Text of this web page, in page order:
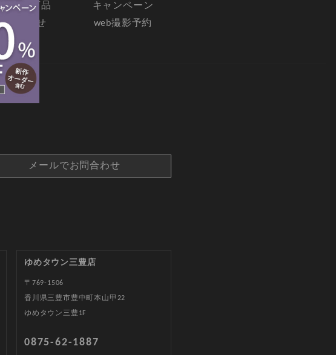
料金・商品
キャンペーン
お問合せ web撮影予約
メールでお問合わせ
ゆめタウン三豊店
〒769-1506
香川県三豊市豊中町本山甲22
ゆめタウン三豊1F
0875-62-1887